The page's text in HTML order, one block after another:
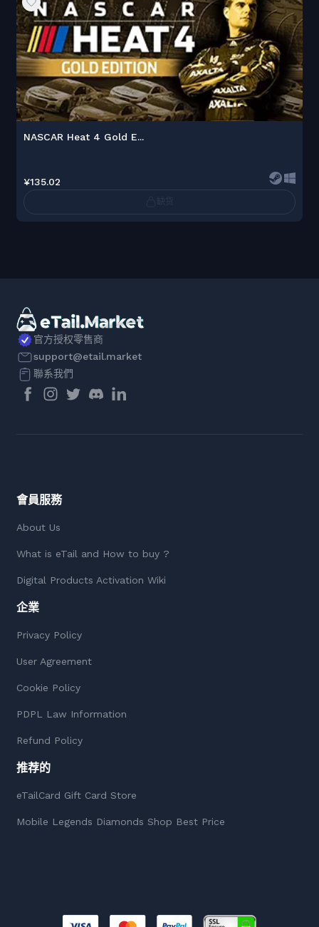
NASCAR Heat 4 Gold E...
¥135.02
官方授权零售商
support@etail.market
聯系我們
會員服務
About Us
What is eTail and How to buy ?
Digital Products Activation Wiki
企業
Privacy Policy
User Agreement
Cookie Policy
PDPL Law Information
Refund Policy
推荐的
eTailCard Gift Card Store
Mobile Legends Diamonds Shop Best Price